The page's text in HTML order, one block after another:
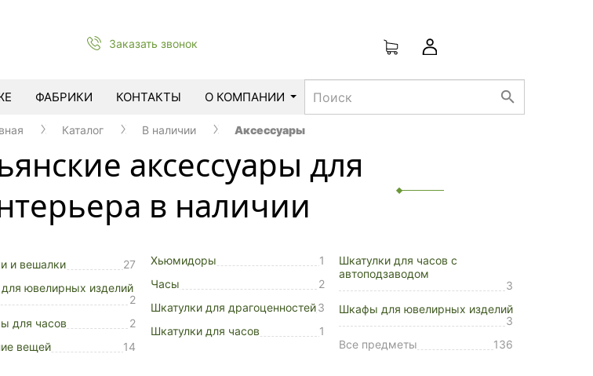
Заказать звонок
ФАБРИКИ КОНТАКТЫ О КОМПАНИИ search
Каталог В наличии Аксессуары
аксессуары для
в наличии
и вешалки
27
ювелирных изделий
2
для часов
2
вещей
14
Хьюмидоры
1
Часы
2
Шкатулки для драгоценностей3
Шкатулки для часов
1
Шкатулки для часов с
автоподзаводом
3
Шкафы для ювелирных изделий
3
Все предметы
136